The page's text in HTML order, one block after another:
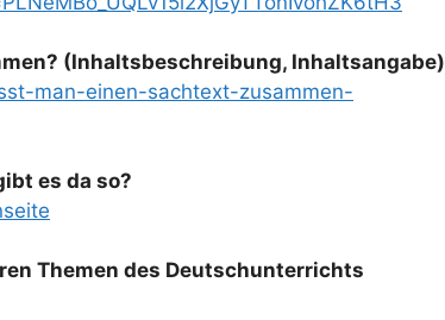
(Inhaltsbeschreibung, Inhaltsangabe)
man-einen-sachtext-zusammen-
es da so?
Themen des Deutschunterrichts